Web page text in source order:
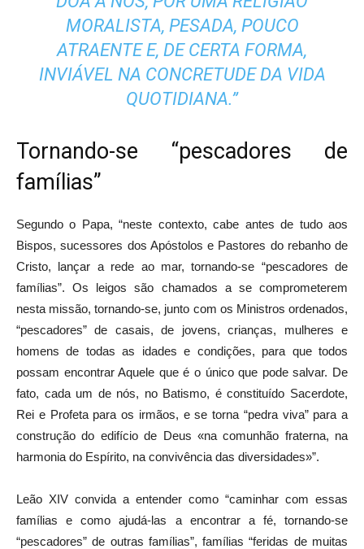
MORALISTA, PESADA, POUCO
ATRAENTE E, DE CERTA FORMA,
INVIÁVEL NA CONCRETUDE DA VIDA
QUOTIDIANA.”
Tornando-se “pescadores de
famílias”
Segundo o Papa, “neste contexto, cabe antes de tudo aos
Bispos, sucessores dos Apóstolos e Pastores do rebanho de
Cristo, lançar a rede ao mar, tornando-se “pescadores de
famílias”. Os leigos são chamados a se comprometerem
nesta missão, tornando-se, junto com os Ministros ordenados,
“pescadores” de casais, de jovens, crianças, mulheres e
homens de todas as idades e condições, para que todos
possam encontrar Aquele que é o único que pode salvar. De
fato, cada um de nós, no Batismo, é constituído Sacerdote,
Rei e Profeta para os irmãos, e se torna “pedra viva” para a
construção do edifício de Deus «na comunhão fraterna, na
harmonia do Espírito, na convivência das diversidades»”.
Leão XIV convida a entender como “caminhar com essas
famílias e como ajudá-las a encontrar a fé, tornando-se
“pescadores” de outras famílias”, famílias “feridas de muitas